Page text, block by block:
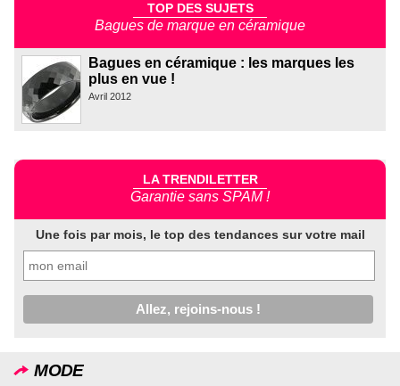
TOP DES SUJETS
Bagues de marque en céramique
Bagues en céramique : les marques les
plus en vue !
Avril 2012
LA TRENDILETTER
Garantie sans SPAM !
Une fois par mois, le top des tendances sur votre mail
MODE